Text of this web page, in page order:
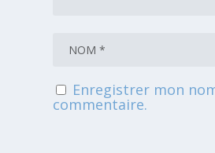
Enregistrer mon
commentaire.